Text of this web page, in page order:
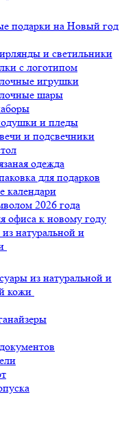
подарки на Новый год
и светильники
с логотипом
игрушки
шары
и пледы
и подсвечники
одежда
для подарков
календари
2026 года
офиса к новому году
натуральной и
из натуральной и
кожи